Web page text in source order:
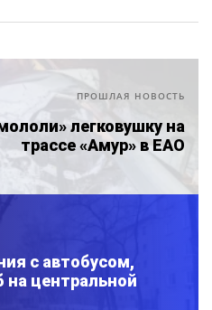
ПРОШЛАЯ НОВОСТЬ
легковушку на
трассе «Амур» в ЕАО
с автобусом,
на центральной